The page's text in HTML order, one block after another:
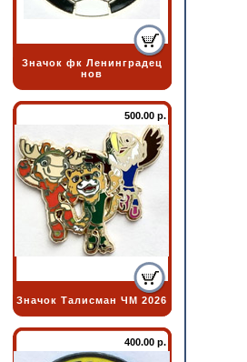
Значок фк Ленинградец
нов
500.00 р.
Значок Талисман ЧМ 2026
400.00 р.